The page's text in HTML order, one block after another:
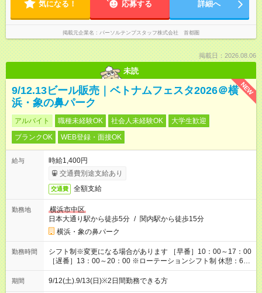
気になる！ 応募する 詳細へ
掲載元企業名 パーソルテンプスタッフ株式会社 首都圏
掲載日：2026.08.06
未読
NEW
9/12.13ビール販売｜ベトナムフェスタ2026＠横
浜・象の鼻パーク
アルバイト 職種未経験OK 社会人未経験OK
大学生歓迎
ブランクOK
WEB登録・面接OK
給与
時給1,400円
交通費別途支給あり
交通費 全額支給
勤務地
横浜市中区
日本大通り駅から徒歩5分 / 関内駅から徒歩15分
横浜・象の鼻パーク
勤務時間
シフト制※変更になる場合があります ［早番］10：00～17：00
［遅番］13：00～20：00 ※ローテーションシフト制 休憩：60
分 / 実働：6時間
期間 9/12(土).9/13(日)※2日間勤務できる方